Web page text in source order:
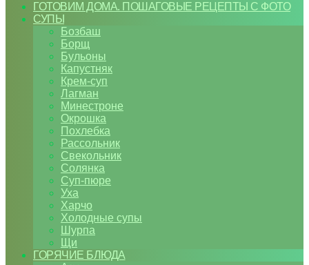
ГОТОВИМ ДОМА. ПОШАГОВЫЕ РЕЦЕПТЫ С ФОТО
СУПЫ
Бозбаш
Борщ
Бульоны
Капустняк
Крем-суп
Лагман
Минестроне
Окрошка
Похлебка
Рассольник
Свекольник
Солянка
Суп-пюре
Уха
Харчо
Холодные супы
Шурпа
Щи
ГОРЯЧИЕ БЛЮДА